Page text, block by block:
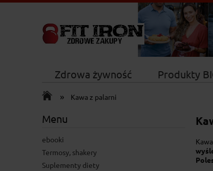
Zdrowa żywność Produkty
Nowości
» Kawa z palarni
Menu
ebooki
Termosy, shakery
Suplementy diety